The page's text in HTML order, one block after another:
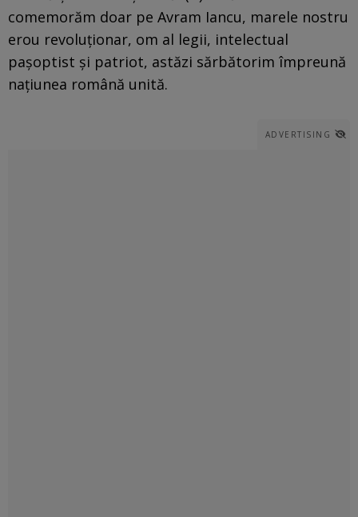
comemorăm doar pe Avram Iancu, marele nostru
erou revoluţionar, om al legii, intelectual
paşoptist şi patriot, astăzi sărbătorim împreună
naţiunea română unită.
ADVERTISING